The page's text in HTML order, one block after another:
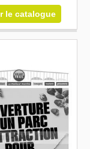
le catalogue